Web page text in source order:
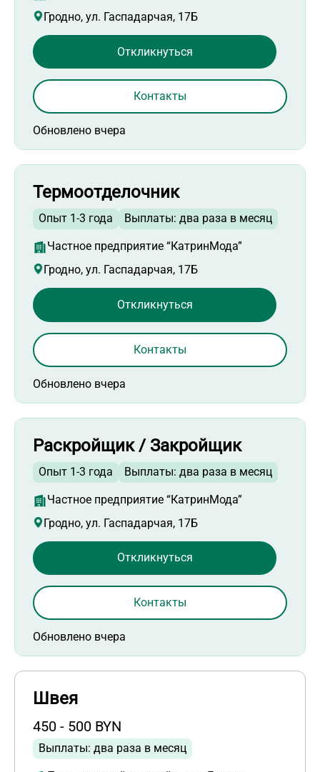
Гродно, ул. Гаспадарчая, 17Б
Обновлено вчера
Откликнуться
Контакты
Термоотделочник
Опыт 1-3 года Выплаты: два раза в месяц
Частное предприятие “КатринМода”
Гродно, ул. Гаспадарчая, 17Б
Обновлено вчера
Откликнуться
Контакты
Раскройщик / Закройщик
Опыт 1-3 года Выплаты: два раза в месяц
Частное предприятие “КатринМода”
Гродно, ул. Гаспадарчая, 17Б
Обновлено вчера
Откликнуться
Контакты
Швея
450 - 500 BYN
Выплаты: два раза в месяц